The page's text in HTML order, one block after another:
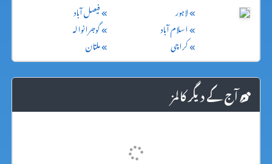
لاہور
فیصل آباد
اسلام آباد
گوجرانوالہ
کراچی
ملتان
آج کے دیگر کالمز